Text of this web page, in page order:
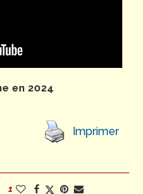
en 2024
Imprimer
1